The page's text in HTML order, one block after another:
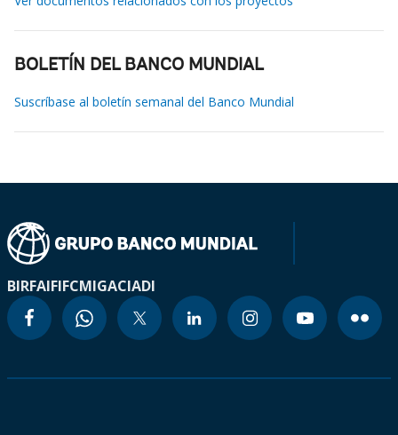
BOLETÍN DEL BANCO MUNDIAL
Suscríbase al boletín semanal del Banco Mundial
BIRFAIFIFCMIGACIADI